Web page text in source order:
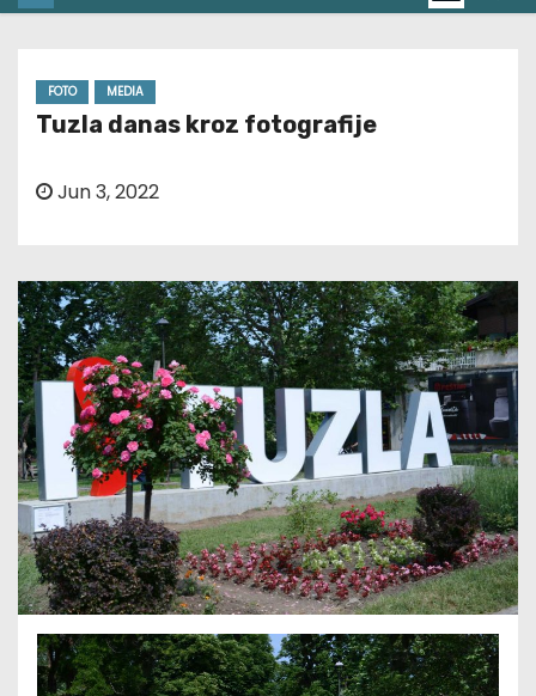
FOTO MEDIA
Tuzla danas kroz fotografije
Jun 3, 2022